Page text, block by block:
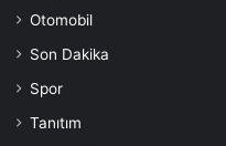
Otomobil
Son Dakika
Spor
Tanıtım